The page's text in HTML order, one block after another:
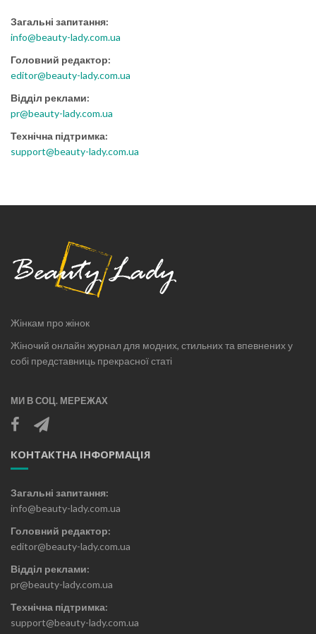
Загальні запитання:
info@beauty-lady.com.ua
Головний редактор:
editor@beauty-lady.com.ua
Відділ реклами:
pr@beauty-lady.com.ua
Технічна підтримка:
support@beauty-lady.com.ua
Жінкам про жінок
Жіночий онлайн журнал для модних, стильних та впевнених у
собі представниць прекрасної статі
МИ В СОЦ. МЕРЕЖАХ
КОНТАКТНА ІНФОРМАЦІЯ
Загальні запитання:
info@beauty-lady.com.ua
Головний редактор:
editor@beauty-lady.com.ua
Відділ реклами:
pr@beauty-lady.com.ua
Технічна підтримка:
support@beauty-lady.com.ua